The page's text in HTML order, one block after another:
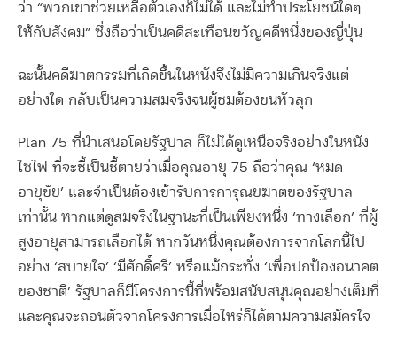
ว่า “พวกเขาช่วยเหลือตัวเองก็ไม่ได้ และไม่ทำประโยชน์ใดๆ
ให้กับสังคม” ซึ่งถือว่าเป็นคดีสะเทือนขวัญคดีหนึ่งของญี่ปุ่น
ฉะนั้นคดีฆาตกรรมที่เกิดขึ้นในหนังจึงไม่มีความเกินจริงแต่
อย่างใด กลับเป็นความสมจริงจนผู้ชมต้องขนหัวลุก
Plan 75 ที่นำเสนอโดยรัฐบาล ก็ไม่ได้ดูเหนือจริงอย่างในหนัง
ไซไฟ ที่จะชี้เป็นชี้ตายว่าเมื่อคุณอายุ 75 ถือว่าคุณ ‘หมด
อายุขัย’ และจำเป็นต้องเข้ารับการการุณยฆาตของรัฐบาล
เท่านั้น หากแต่ดูสมจริงในฐานะที่เป็นเพียงหนึ่ง ‘ทางเลือก’ ที่ผู้
สูงอายุสามารถเลือกได้ หากวันหนึ่งคุณต้องการจากโลกนี้ไป
อย่าง ‘สบายใจ’ ‘มีศักดิ์ศรี’ หรือแม้กระทั่ง ‘เพื่อปกป้องอนาคต
ของชาติ’ รัฐบาลก็มีโครงการนี้ที่พร้อมสนับสนุนคุณอย่างเต็มที่
และคุณจะถอนตัวจากโครงการเมื่อไหร่ก็ได้ตามความสมัครใจ